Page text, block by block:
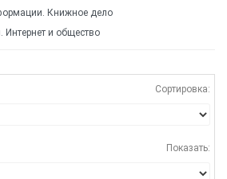
Книжное дело
Интернет и общество
Сортировка:
Показать: